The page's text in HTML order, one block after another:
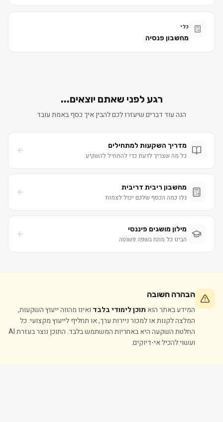
כלי
מחשבון פנסיה
רגע לפני שאתם יוצאים...
הנה עוד דברים שיעזרו לכם להבין איך כסף באמת עובד
מדריך השקעות למתחילים
כל מה שצריך לדעת כדי להתחיל להשקיע
מחשבון ריבית דריבית
גלו כמה הכסף שלכם יכול לצמוח
מילון מושגים פיננסי
הבינו כל מונח בשפה פשוטה
הבהרה חשובה
המידע באתר הוא תוכן לימודי בלבד ואינו מהווה ייעוץ השקעות,
המלצה לקנות או למכור ניירות ערך, או תחליף לייעוץ מקצועי. כל
החלטת השקעה היא באחריות המשתמש בלבד. התוכן נוצר בעזרת AI
ועשוי להכיל אי-דיוקים.